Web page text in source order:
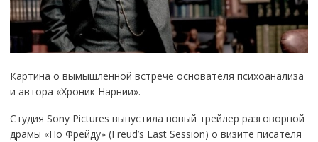
Картина о вымышленной встрече основателя психоанализа
и автора «Хроник Нарнии».
Студия Sony Pictures выпустила новый трейлер разговорной
драмы «По Фрейду» (Freud’s Last Session) о визите писателя